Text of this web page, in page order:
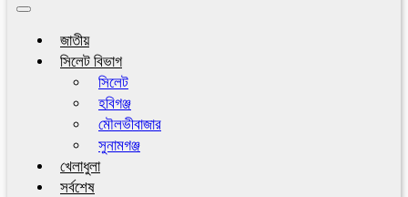
Toggle
জাতীয়
সিলেট বিভাগ
সিলেট
হবিগঞ্জ
মৌলভীবাজার
সুনামগঞ্জ
খেলাধুলা
সর্বশেষ